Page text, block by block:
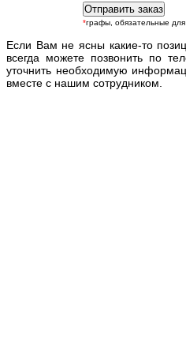
*графы, обязательные
Если Вам не ясны какие-то
всегда можете позвонить по
уточнить необходимую
вместе с нашим сотрудником.